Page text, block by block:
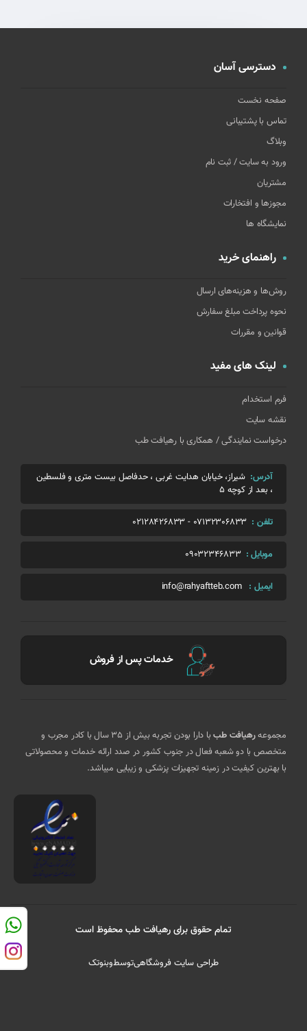
دسترسی آسان
صفحه نخست
تماس با پشتیبانی
وبلاگ
ورود به سایت / ثبت نام
مشتریان
مجوزها و افتخارات
نمایشگاه ها
راهنمای خرید
روش‌ها و هزینه‌های ارسال
نحوه پرداخت مبلغ سفارش
قوانین و مقررات
لینک های مفید
فرم استخدام
نقشه سایت
درخواست نمایندگی / همکاری با رهیافت طب
آدرس: شیراز، خیابان هدایت غربی ، حدفاصل بیست متری و فلسطین
، بعد از کوچه 5
تلفن : 07132306833
-
02128426833
موبایل : 09032346833
ایمیل : info@rahyaftteb.com
خدمات پس از فروش
مجموعهرهیافت طب
با دارا بودن تجربه بیش از 35 سال با کادر مجرب و
متخصص با دو شعبه فعال در جنوب کشور در صدد ارائه خدمات و محصولاتی
با بهترین کیفیت در زمینه تجهیزات پزشکی و زیبایی میباشد.
تمام حقوق برای رهیافت طب محفوظ است
طراحی سایت فروشگاهیتوسطوبنوتک